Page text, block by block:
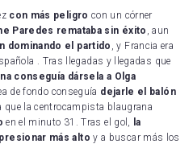
con más peligrocon un córner
Paredes remataba sin éxito , aun
dominando el partido , y Francia era
. Tras llegadas y llegadas que
conseguía dársela a Olga
de fondo conseguía dejarle el balón
que la centrocampista blaugrana
en el minuto 31. Tras el gol, la
más altoy a buscar más los